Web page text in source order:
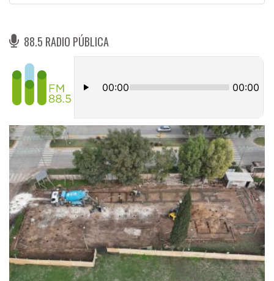
88.5 RADIO PÚBLICA